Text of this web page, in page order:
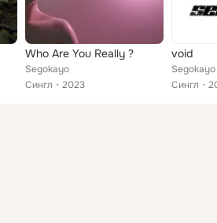
Who Are You Really ?
Segokayo
Сингл
2023
void
Segokayo
Сингл